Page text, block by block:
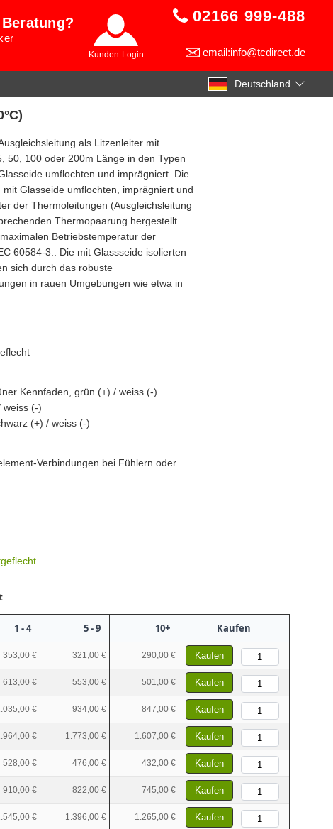
Deutschland
02166 999-488
email:info@tcdirect.de
Kunden-Login
als Litzenleiter mit
50, 100 oder 200m Länge in den Typen
umflochten und imprägniert. Die
Glasseide umflochten, imprägniert und
der Thermoleitungen (Ausgleichsleitung
Thermopaarung hergestellt
Betriebstemperatur der
60584-3:. Die mit Glassseide isolierten
sich durch das robuste
in rauen Umgebungen wie etwa in
Kennfaden, grün (+) / weiss (-)
weiss (-)
(+) / weiss (-)
Verbindungen bei Fühlern oder
1 - 4 5 - 9 10+ Kaufen
353,00 € 321,00 € 290,00 € Kaufen
613,00 € 553,00 € 501,00 € Kaufen
€ 934,00 € 847,00 € Kaufen
€ 1.773,00 € 1.607,00 € Kaufen
528,00 € 476,00 € 432,00 € Kaufen
910,00 € 822,00 € 745,00 € Kaufen
€ 1.396,00 € 1.265,00 € Kaufen